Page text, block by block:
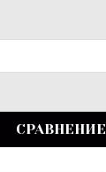
СРАВНЕНИЕ